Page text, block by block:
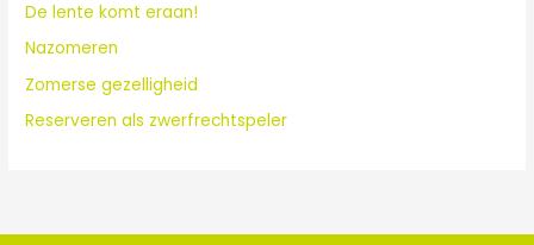
r
:
De lente komt eraan!
Nazomeren
Zomerse gezelligheid
Reserveren als zwerfrechtspeler